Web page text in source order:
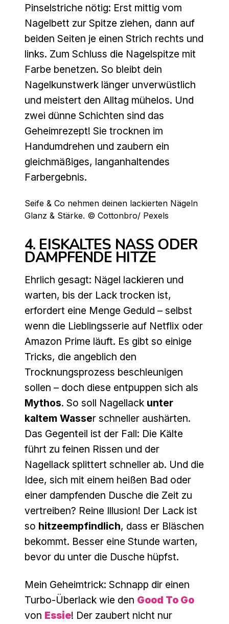
Pinselstriche nötig: Erst mittig vom
Nagelbett zur Spitze ziehen, dann auf
beiden Seiten je einen Strich rechts und
links. Zum Schluss die Nagelspitze mit
Farbe benetzen. So bleibt dein
Nagelkunstwerk länger unverwüstlich
und meistert den Alltag mühelos. Und
zwei dünne Schichten sind das
Geheimrezept! Sie trocknen im
Handumdrehen und zaubern ein
gleichmäßiges, langanhaltendes
Farbergebnis.
Seife & Co nehmen deinen lackierten Nägeln
Glanz & Stärke. © Cottonbro/ Pexels
4. EISKALTES NASS ODER
DAMPFENDE HITZE
Ehrlich gesagt: Nägel lackieren und
warten, bis der Lack trocken ist,
erfordert eine Menge Geduld – selbst
wenn die Lieblingsserie auf Netflix oder
Amazon Prime läuft. Es gibt so einige
Tricks, die angeblich den
Trocknungsprozess beschleunigen
sollen – doch diese entpuppen sich als
Mythos. So soll Nagellack unter
kaltem Wasser schneller aushärten.
Das Gegenteil ist der Fall: Die Kälte
führt zu feinen Rissen und der
Nagellack splittert schneller ab. Und die
Idee, sich mit einem heißen Bad oder
einer dampfenden Dusche die Zeit zu
vertreiben? Reine Illusion! Der Lack ist
so hitzeempfindlich, dass er Bläschen
bekommt. Besser eine Stunde warten,
bevor du unter die Dusche hüpfst.
Mein Geheimtrick: Schnapp dir einen
Turbo-Überlack wie den Good To Go
von Essie! Der zaubert nicht nur